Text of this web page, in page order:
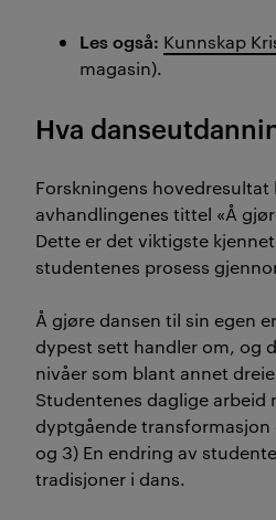
Les også: Kunnskap
magasin).
Hva
Forskningens hovedresultat
avhandlingenes tittel «Å
Dette er det viktigste
studentenes prosess
Å gjøre dansen til sin egen
dypest sett handler om, og
nivåer som blant annet
Studentenes daglige arbeid
dyptgående
og 3) En endring av
tradisjoner i dans.